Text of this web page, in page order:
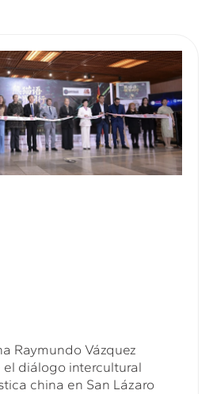
Raymundo Vázquez
el diálogo intercultural
china en San Lázaro